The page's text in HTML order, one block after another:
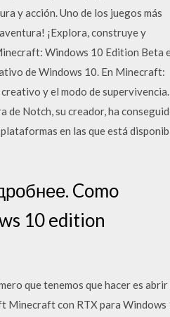
y acción. Uno de los juegos más
¡Explora, construye y
Windows 10 Edition Beta
de Windows 10. En Minecraft:
y el modo de supervivencia.
de Notch, su creador, ha
en las que está
Como
10 edition
que tenemos que hacer es abrir
Minecraft con RTX para Windows